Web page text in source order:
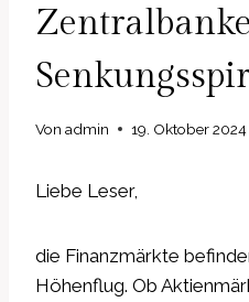
Von admin 19. Oktober 2024
Liebe Leser,
die Finanzmärkte
Höhenflug. Ob